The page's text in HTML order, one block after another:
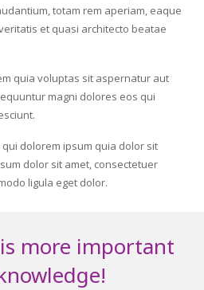
totam rem aperiam, eaque
et quasi architecto beatae
quia voluptas sit aspernatur aut
magni dolores eos qui
dolorem ipsum quia dolor sit
dolor sit amet, consectetuer
ligula eget dolor.
more important